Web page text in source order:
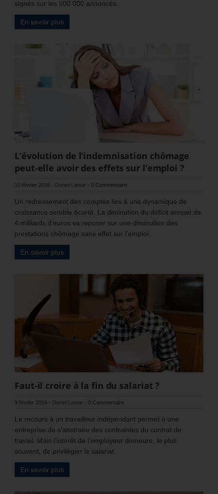
signés sur les 500 000 annoncés.
En savoir plus
L’évolution de l’indemnisation chômage
peut-elle avoir des effets sur l’emploi ?
10 février 2016 - Daniel Lamar - 0 Commentaire
Un redressement des comptes lies à une dynamique de
croissance semble écarté. La diminution du déficit annuel de
4 milliards d’euros va reposer sur une diminution des
prestations chômage sans effet sur l’emploi.
En savoir plus
Faut-il croire à la fin du salariat ?
9 février 2016 - Daniel Lamar - 0 Commentaire
Le recours à un travailleur indépendant permet à une
entreprise de s’abstraire des contraintes du contrat de
travail. Mais l’intérêt de l’employeur demeure, le plus
souvent, de privilégier le salariat.
En savoir plus